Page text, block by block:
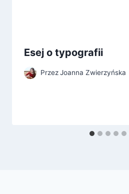
Esej o typografii
PrzezJoanna Zwierzyńska